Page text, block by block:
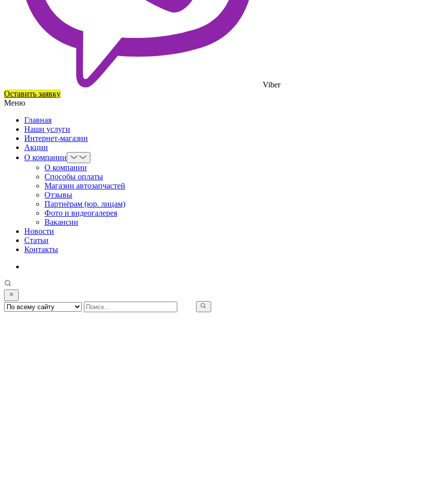
Viber
Оставить заявку
Меню
Главная
Наши услуги
Интернет-магазин
Акции
О компании
О компании
Способы оплаты
Магазин автозапчастей
Отзывы
Партнёрам (юр. лицам)
Фото и видеогалерея
Вакансии
Новости
Статьи
Контакты